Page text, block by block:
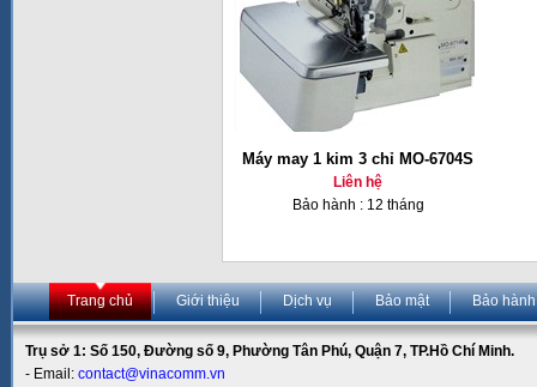
Máy may 1 kim 3 chỉ MO-6704S
Liên hệ
Bảo hành : 12 tháng
Trang chủ Giới thiệu Dịch vụ Bảo mật Bảo hành
Trụ sở 1: Số 150, Đường số 9, Phường Tân Phú, Quận 7, TP.Hồ Chí Minh.
- Email: contact@vinacomm.vn